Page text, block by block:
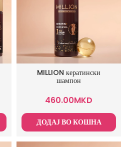
MILLION кератински
шампон
460.00MKD
ДОДАЈ ВО КОШНА